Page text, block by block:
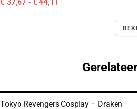
€ 37,67 - € 44,11
Tokyo Revengers Cosplay – Draken